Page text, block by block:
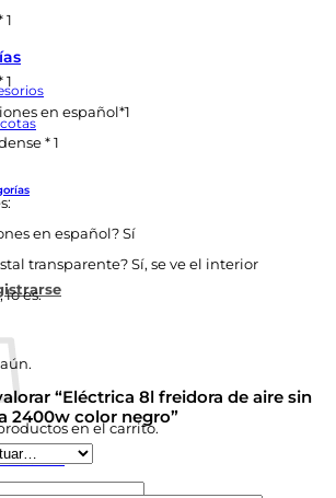
en el carrito.
tienda
1
1
en español*1
* 1
en español? Sí
transparente? Sí, se ve el interior
lo es.
“Eléctrica 8l freidora de aire sin
2400w color negro”